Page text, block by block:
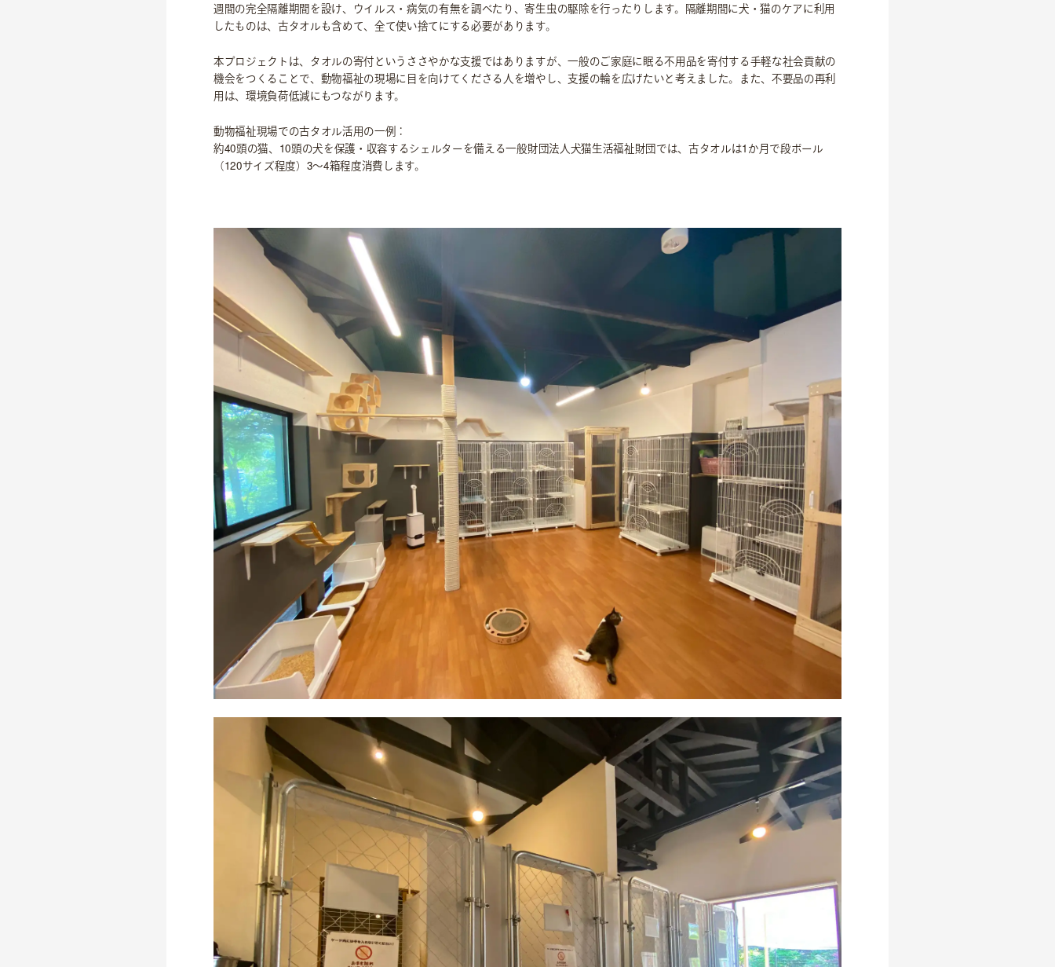
OFFICIAL SNS
dog
cat
週間の完全隔離期間を設け、ウイルス・病気の有無を調べたり、寄生虫の駆除を行ったりします。隔離期間に犬・猫のケアに利用
したものは、古タオルも含めて、全て使い捨てにする必要があります。
本プロジェクトは、タオルの寄付というささやかな支援ではありますが、一般のご家庭に眠る不用品を寄付する手軽な社会貢献の
機会をつくることで、動物福祉の現場に目を向けてくださる人を増やし、支援の輪を広げたいと考えました。また、不要品の再利
用は、環境負荷低減にもつながります。
動物福祉現場での古タオル活用の一例：
約40頭の猫、10頭の犬を保護・収容するシェルターを備える一般財団法人犬猫生活福祉財団では、古タオルは1か月で段ボール
（120サイズ程度）3～4箱程度消費します。